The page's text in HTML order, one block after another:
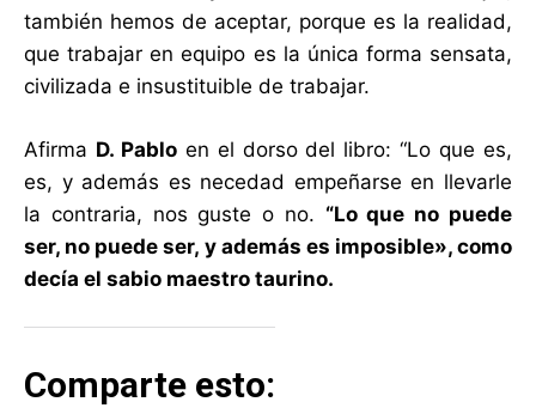
también hemos de aceptar, porque es la realidad,
que trabajar en equipo es la única forma sensata,
civilizada e insustituible de trabajar.
Afirma D. Pabloen el dorso del libro: “Lo que es,
es, y además es necedad empeñarse en llevarle
la contraria, nos guste o no. “Lo que no puede
ser, no puede ser, y además es imposible», como
decía el sabio maestro taurino.
Comparte esto: